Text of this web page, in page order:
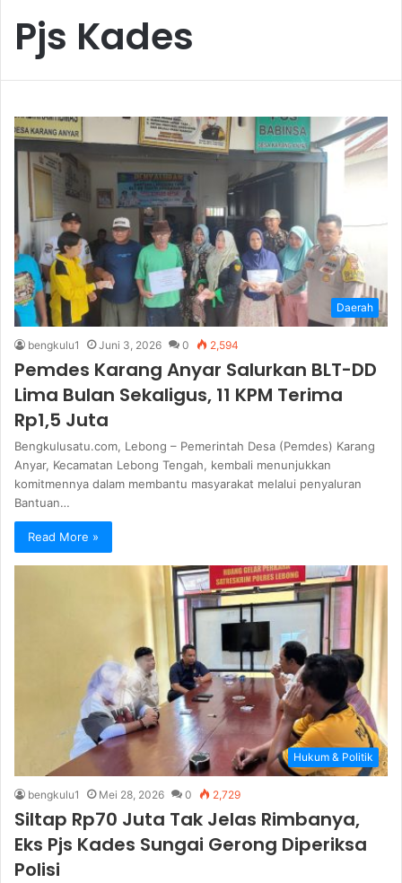
Pjs Kades
Daerah
bengkulu1 Juni 3, 2026 0 2,594
Pemdes Karang Anyar Salurkan BLT-DD
Lima Bulan Sekaligus, 11 KPM Terima
Rp1,5 Juta
Bengkulusatu.com, Lebong – Pemerintah Desa (Pemdes) Karang
Anyar, Kecamatan Lebong Tengah, kembali menunjukkan
komitmennya dalam membantu masyarakat melalui penyaluran
Bantuan…
Read More »
Hukum & Politik
bengkulu1 Mei 28, 2026 0 2,729
Siltap Rp70 Juta Tak Jelas Rimbanya,
Eks Pjs Kades Sungai Gerong Diperiksa
Polisi